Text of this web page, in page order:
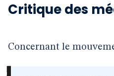
Critique des
Concernant le